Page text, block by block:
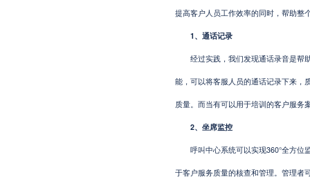
提高客户人员工作效率的同时，帮助整
1、通话记录
经过实践，我们发现通话录音是帮助
能，可以将客服人员的通话记录下来，
质量。而当有可以用于培训的客户服务
2、坐席监控
呼叫中心系统可以实现360°全方位
于客户服务质量的核查和管理。管理者